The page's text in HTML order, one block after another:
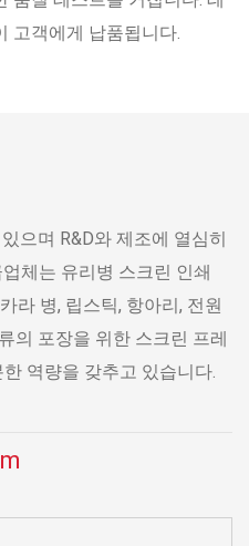
고객에게 납품됩니다.
으며 R&D와 제조에 열심히
체는 유리병 스크린 인쇄
라 병, 립스틱, 항아리, 전원
의 포장을 위한 스크린 프레
역량을 갖추고 있습니다.